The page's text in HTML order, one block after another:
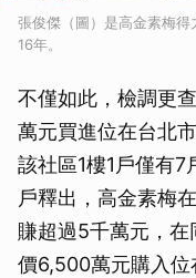
張俊傑（圖）是高金素梅
16年。
不僅如此，檢調更
萬元買進位在台北
該社區1樓1戶僅有
戶釋出，高金素梅
賺超過5千萬元，
價6,500萬元購入位